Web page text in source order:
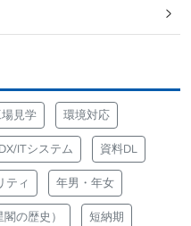
見学 環境対応
DX/ITシステム 資料DL
ティ 年男・年女
の歴史） 短納期